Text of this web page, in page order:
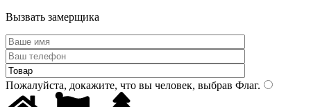
Вызвать замерщика
Пожалуйста, докажите, что вы человек, выбрав Флаг.